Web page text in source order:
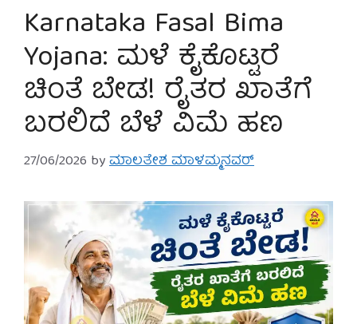
Karnataka Fasal Bima
Yojana: ಮಳೆ ಕೈಕೊಟ್ಟರೆ
ಚಿಂತೆ ಬೇಡ! ರೈತರ ಖಾತೆಗೆ
ಬರಲಿದೆ ಬೆಳೆ ವಿಮೆ ಹಣ
27/06/2026 byಮಾಲತೇಶ ಮಾಳಮ್ಮನವರ್